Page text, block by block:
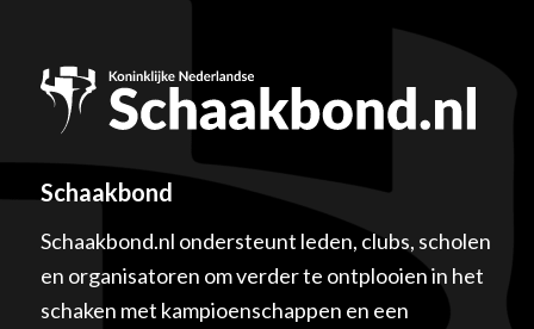
Schaakbond
Schaakbond.nl ondersteunt leden, clubs, scholen
en organisatoren om verder te ontplooien in het
schaken met kampioenschappen en een